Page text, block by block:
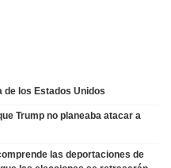
de los Estados Unidos
Trump no planeaba atacar a
las deportaciones de